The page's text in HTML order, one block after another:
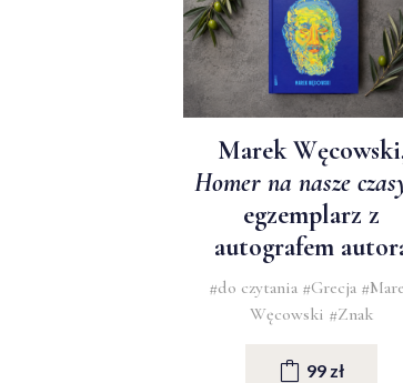
Marek
Homer na nasze
egzemplarz z
autografem
#do czytania #Grecja
Węcowski #Znak
99 zł